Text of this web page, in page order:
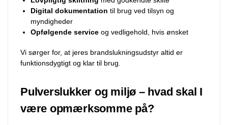
Digital dokumentation til brug ved tilsyn og
myndigheder
Opfølgende service og vedligehold, hvis ønsket
Vi sørger for, at jeres brandslukningsudstyr altid er
funktionsdygtigt og klar til brug.
Pulverslukker og miljø – hvad skal I
være opmærksomme på?